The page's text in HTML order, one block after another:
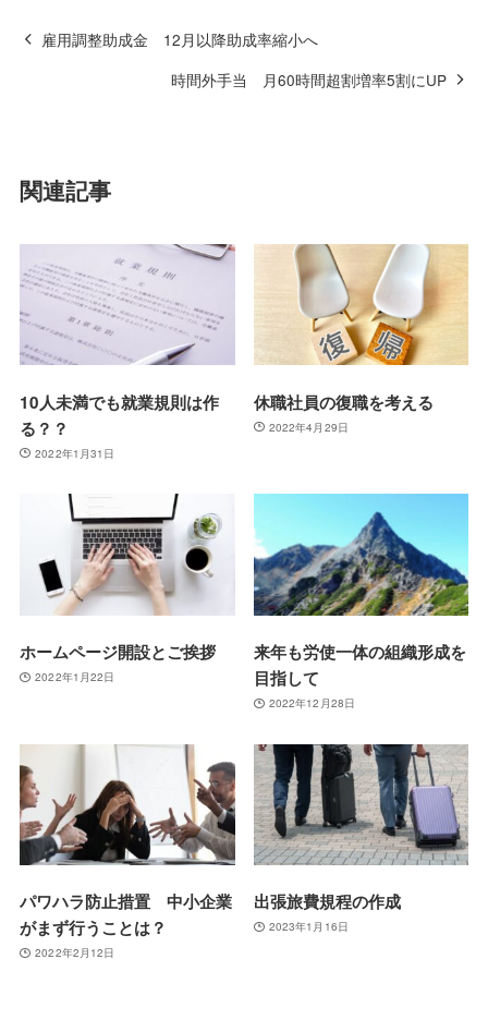
雇用調整助成金 12月以降助成率縮小へ
時間外手当 月60時間超割増率5割にUP
関連記事
10人未満でも就業規則は作
る？？
2022年1月31日
休職社員の復職を考える
2022年4月29日
ホームページ開設とご挨拶
2022年1月22日
来年も労使一体の組織形成を
目指して
2022年12月28日
パワハラ防止措置 中小企業
がまず行うことは？
2022年2月12日
出張旅費規程の作成
2023年1月16日